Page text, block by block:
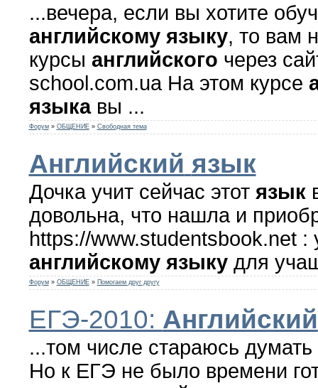
...вечера, если вы хотите
английскому языку, то вам
курсы английского через
school.com.ua На этом курсе
языкавы ...
Форум » ОБЩЕНИЕ » Свободная тема
Английский язык
Дочка учит сейчас этот язык
довольна, что нашла и
https://www.studentsbook.net :
английскому языкудля
Форум » ОБЩЕНИЕ » Помогаем друг другу
ЕГЭ-2010: Английский
...том числе стараюсь
Но к ЕГЭ не было времени